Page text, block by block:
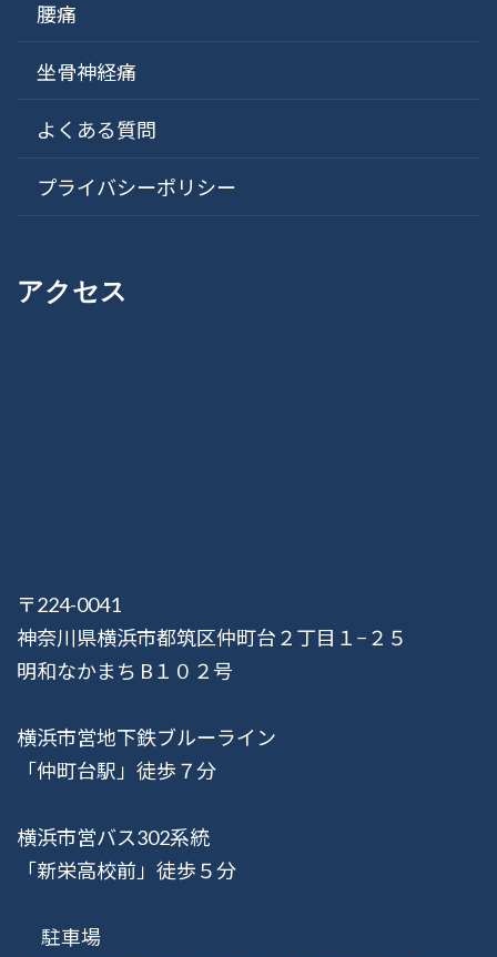
腰痛
坐骨神経痛
よくある質問
プライバシーポリシー
アクセス
〒224-0041
神奈川県横浜市都筑区仲町台２丁目１−２５
明和なかまち B１０２号
横浜市営地下鉄ブルーライン
「仲町台駅」徒歩７分
横浜市営バス302系統
「新栄高校前」徒歩５分
駐車場